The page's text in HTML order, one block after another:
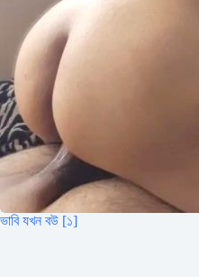
ভাবি যখন বউ [১]